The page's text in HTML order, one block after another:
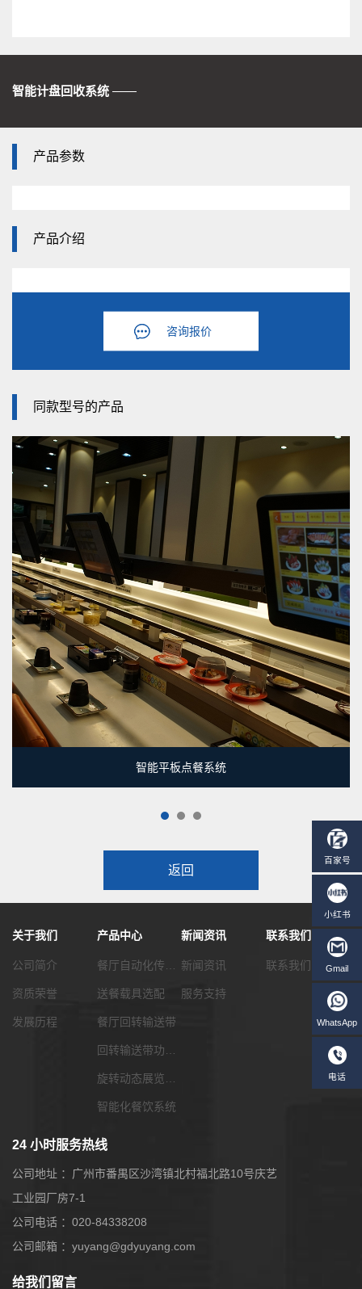
智能计盘回收系统 ——
产品参数
产品介绍
咨询报价
同款型号的产品
智能平板点餐系统
返回
关于我们
公司简介
资质荣誉
发展历程
产品中心
送餐载具选配
餐厅回转输送带
智能化餐饮系统
新闻资讯
新闻资讯
服务支持
联系我们
联系我们
24 小时服务热线
公司地址 ：广州市番禺区沙湾镇北村福北路10号庆艺
工业园厂房7-1
公司电话 ：020-84338208
公司邮箱 ：yuyang@gdyuyang.com
给我们留言